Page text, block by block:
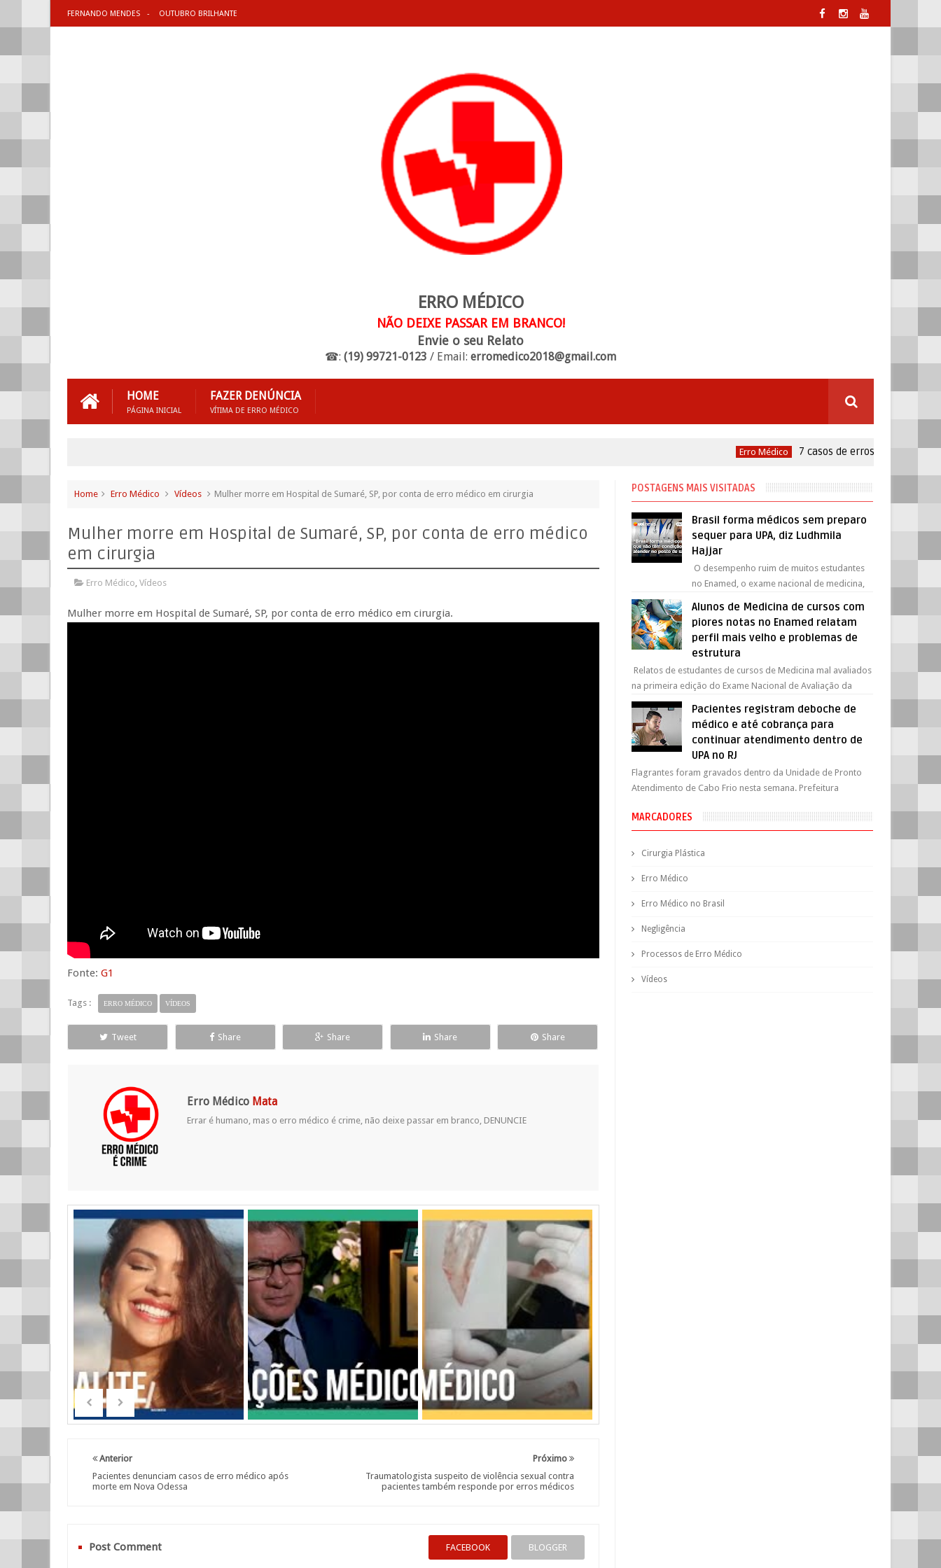
FERNANDO MENDES OUTUBRO BRILHANTE
ERRO MÉDICO
NÃO DEIXE PASSAR EM BRANCO!
Envie o seu Relato
☎: (19) 99721-0123 / Email: erromedico2018@gmail.com
HOME
PÁGINA INICIAL
FAZER DENÚNCIA
VÍTIMA DE ERRO MÉDICO
Erro Médico 7 casos de erros médicos com
Home Erro Médico Vídeos Mulher morre em Hospital de Sumaré, SP, por conta de erro médico em cirurgia
Mulher morre em Hospital de Sumaré, SP, por conta de erro médico
em cirurgia
Erro Médico, Vídeos
Mulher morre em Hospital de Sumaré, SP, por conta de erro médico em cirurgia.
Fonte: G1
Tags : ERRO MÉDICO VÍDEOS
Tweet Share Share Share Share
Erro Médico Mata
Errar é humano, mas o erro médico é crime, não deixe passar em branco, DENUNCIE
Próximo
Traumatologista suspeito de violência sexual contra
pacientes também responde por erros médicos
Anterior
Pacientes denunciam casos de erro médico após
morte em Nova Odessa
Post Comment FACEBOOK BLOGGER
POSTAGENS MAIS VISITADAS
Brasil forma médicos sem preparo
sequer para UPA, diz Ludhmila
Hajjar
O desempenho ruim de muitos estudantes
no Enamed, o exame nacional de medicina,
Alunos de Medicina de cursos com
piores notas no Enamed relatam
perfil mais velho e problemas de
estrutura
Relatos de estudantes de cursos de Medicina mal avaliados
na primeira edição do Exame Nacional de Avaliação da
Formação Médica (Enamed) apo...
Pacientes registram deboche de
médico e até cobrança para
continuar atendimento dentro de
UPA no RJ
Flagrantes foram gravados dentro da Unidade de Pronto
Atendimento de Cabo Frio nesta semana. Prefeitura
MARCADORES
Cirurgia Plástica
Erro Médico
Erro Médico no Brasil
Negligência
Processos de Erro Médico
Vídeos